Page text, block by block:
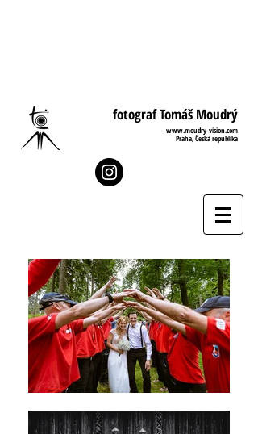
fotograf Tomáš Moudrý
www.moudry-vision.com
Praha, Česká republika